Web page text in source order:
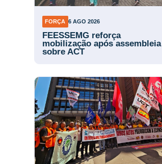
FORÇA 6 AGO 2026
FEESSEMG reforça
mobilização após assembleia
sobre ACT